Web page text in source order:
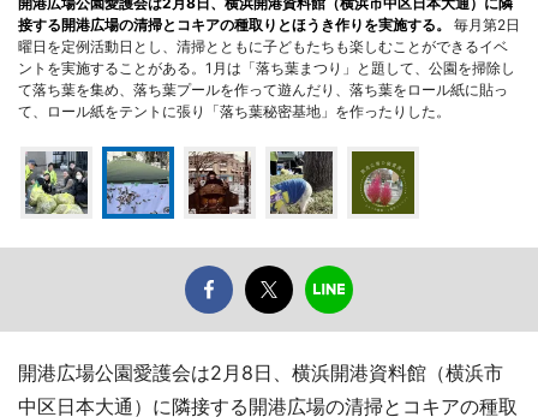
接する開港広場の清掃とコキアの種取りとほうき作りを実施する。 毎月第2日
曜日を定例活動日とし、清掃とともに子どもたちも楽しむことができるイベ
ントを実施することがある。1月は「落ち葉まつり」と題して、公園を掃除し
て落ち葉を集め、落ち葉プールを作って遊んだり、落ち葉をロール紙に貼っ
て、ロール紙をテントに張り「落ち葉秘密基地」を作ったりした。
開港広場公園愛護会は2月8日、横浜開港資料館（横浜市
中区日本大通）に隣接する開港広場の清掃とコキアの種取